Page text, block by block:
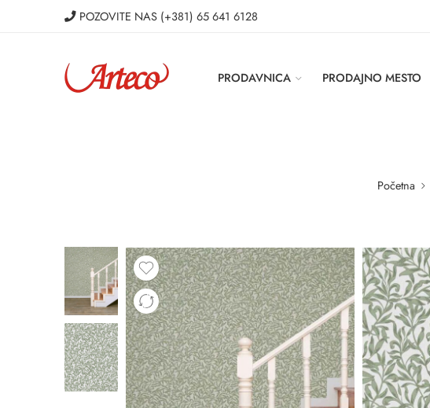
POZOVITE NAS (+381) 65 641 6128
PRODAVNICA PRODAJNO MESTO
Početna